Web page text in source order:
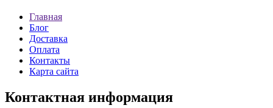
Главная
Блог
Доставка
Оплата
Контакты
Карта сайта
Контактная информация